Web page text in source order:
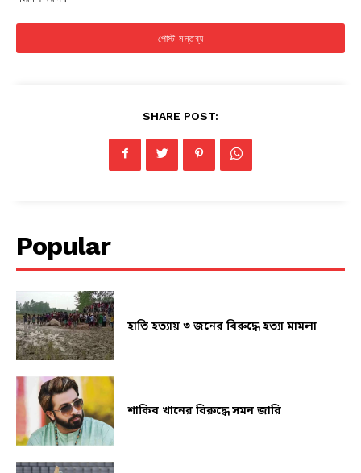
SHARE POST:
Popular
হাতি হত্যায় ৩ জনের বিরুদ্ধে হত্যা মামলা
শাকিব খানের বিরুদ্ধে সমন জারি